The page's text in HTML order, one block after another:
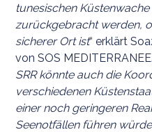
tunesischen
zurückgebracht werden,
sicherer Ort ist“ erklärt
von SOS
SRR könnte auch die
verschiedenen
einer noch geringeren
Seenotfällen führen